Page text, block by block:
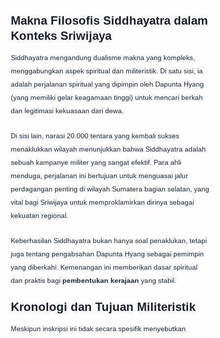
Makna Filosofis Siddhayatra dalam
Konteks Sriwijaya
Siddhayatra mengandung dualisme makna yang kompleks,
menggabungkan aspek spiritual dan militeristik. Di satu sisi, ia
adalah perjalanan spiritual yang dipimpin oleh Dapunta Hyang
(yang memiliki gelar keagamaan tinggi) untuk mencari berkah
dan legitimasi kekuasaan dari dewa.
Di sisi lain, narasi 20.000 tentara yang kembali sukses
menaklukkan wilayah menunjukkan bahwa Siddhayatra adalah
sebuah kampanye militer yang sangat efektif. Para ahli
menduga, perjalanan ini bertujuan untuk menguasai jalur
perdagangan penting di wilayah Sumatera bagian selatan, yang
vital bagi Sriwijaya untuk memproklamirkan dirinya sebagai
kekuatan regional.
Keberhasilan Siddhayatra bukan hanya soal penaklukan, tetapi
juga tentang pengabsahan Dapunta Hyang sebagai pemimpin
yang diberkahi. Kemenangan ini memberikan dasar spiritual
dan praktis bagi pembentukan kerajaan yang stabil.
Kronologi dan Tujuan Militeristik
Meskipun inskripsi ini tidak secara spesifik menyebutkan